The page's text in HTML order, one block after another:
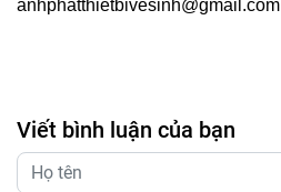
anhphatthietbivesinh@gmail.com
Viết bình luận của bạn